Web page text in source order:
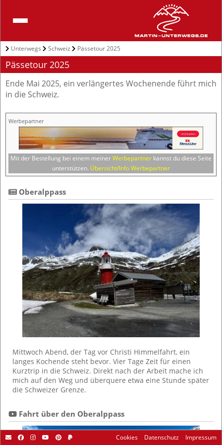
Unterwegs Schweiz Pässetour 2025
Pässetour 2025
Ende Mai 2025, ein verlängertes Wochenende führt mich
in die Schweiz.
Werbepartner
Mit der Bestellung bei einem meinerWerbepartner kannst du diese Seite
unterstützen. Übersicht/Info Werbepartner
Oberalppass
Mittwoch Abend, der Tag vor Christi Himmelfahrt, ein
langes Kochende steht bevor. Vier Tage Zeit für einen
Kurztrip in die Schweiz. Direkt nach der Arbeit mache ich
mich auf den Weg und überquere etwa eine Stunde später
die Schweizer Grenze.
Fahrt über den Oberalppass
Cookies Datenschutz Impressum